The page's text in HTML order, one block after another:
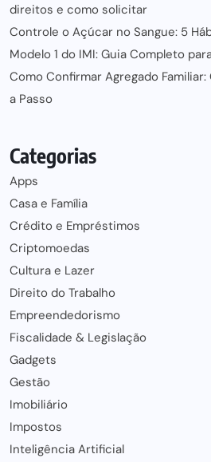
direitos e como solicitar
Controle o Açúcar no Sangue: 5
Modelo 1 do IMI: Guia Completo
Como Confirmar Agregado
a Passo
Categorias
Apps
Casa e Família
Crédito e Empréstimos
Criptomoedas
Cultura e Lazer
Direito do Trabalho
Empreendedorismo
Fiscalidade & Legislação
Gadgets
Gestão
Imobiliário
Impostos
Inteligência Artificial